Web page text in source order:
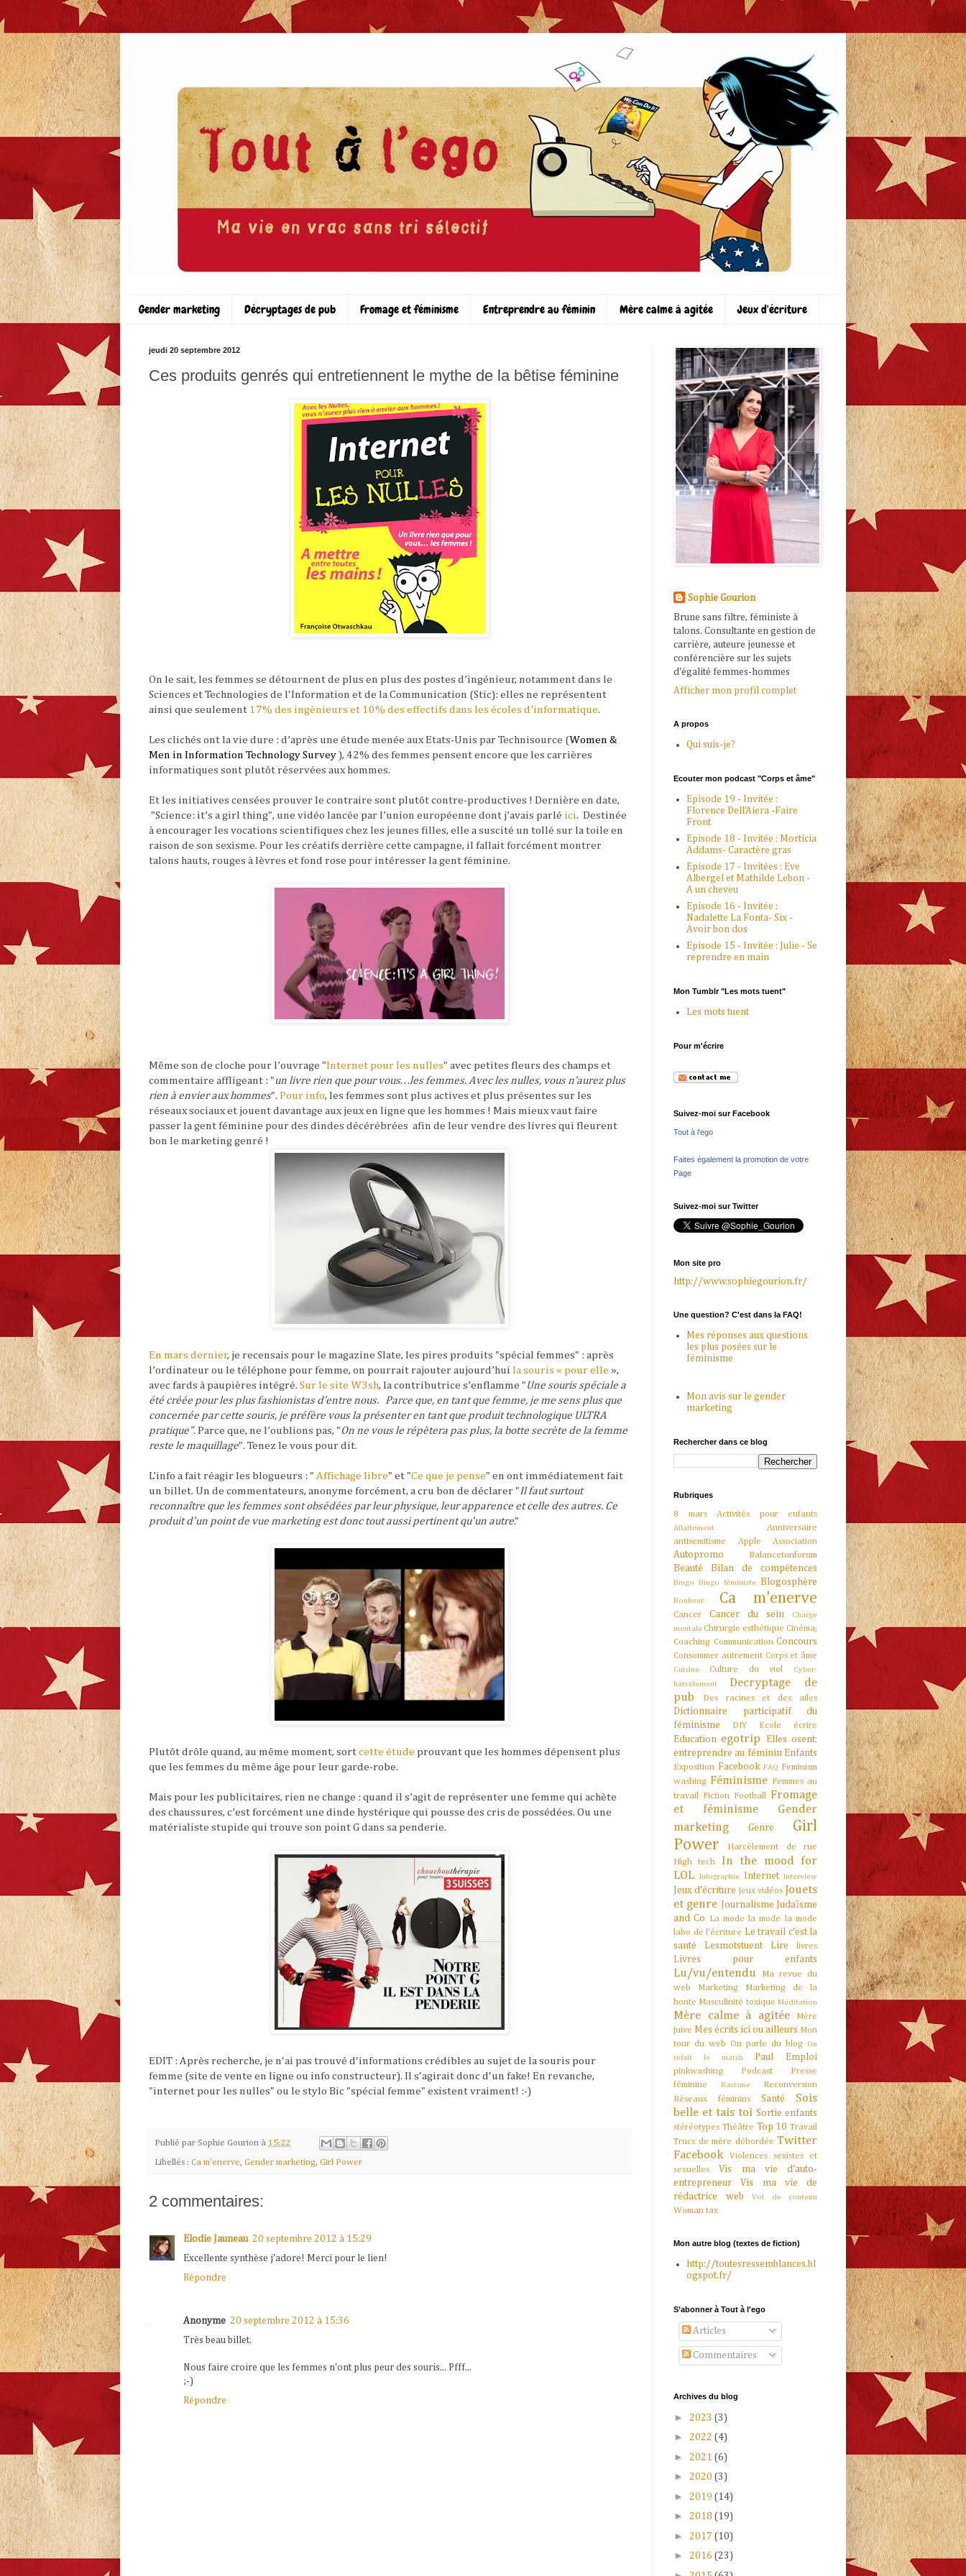
>
Gender marketing Décryptages de pub Fromage et féminisme Entreprendre au féminin Mère calme à agitée Jeux d'écriture
jeudi 20 septembre 2012
Ces produits genrés qui entretiennent le mythe de la bêtise féminine
On le sait, les femmes se détournent de plus en plus des postes d’ingénieur, notamment dans le
Sciences et Technologies de l'Information et de la Communication (Stic): elles ne représentent
ainsi que seulement 17% des ingénieurs et 10% des effectifs dans les écoles d’informatique.
Les clichés ont la vie dure : d’après une étude menée aux Etats-Unis par Technisource (Women &
Men in Information Technology Survey ), 42% des femmes pensent encore que les carrières
informatiques sont plutôt réservées aux hommes.
Et les initiatives censées prouver le contraire sont plutôt contre-productives ! Dernière en date,
"Science: it’s a girl thing", une vidéo lancée par l’union européenne dont j’avais parlé ici. Destinée
à encourager les vocations scientifiques chez les jeunes filles, elle a suscité un tollé sur la toile en
raison de son sexisme. Pour les créatifs derrière cette campagne, il fallait forcément montrer
talons hauts, rouges à lèvres et fond rose pour intéresser la gent féminine.
Même son de cloche pour l’ouvrage "Internet pour les nulles" avec petites fleurs des champs et
commentaire affligeant : "un livre rien que pour vous…les femmes. Avec les nulles, vous n’aurez plus
rien à envier aux hommes". Pour info, les femmes sont plus actives et plus présentes sur les
réseaux sociaux et jouent davantage aux jeux en ligne que les hommes ! Mais mieux vaut faire
passer la gent féminine pour des dindes décérébrées afin de leur vendre des livres qui fleurent
bon le marketing genré !
En mars dernier, je recensais pour le magazine Slate, les pires produits "spécial femmes" : après
l’ordinateur ou le téléphone pour femme, on pourrait rajouter aujourd’hui la souris « pour elle »,
avec fards à paupières intégré. Sur le site W3sh, la contributrice s’enflamme " Une souris spéciale a
été créée pour les plus fashionistas d’entre nous. Parce que, en tant que femme, je me sens plus que
concernée par cette souris, je préfère vous la présenter en tant que produit technologique ULTRA
pratique". Parce que, ne l’oublions pas, " On ne vous le répètera pas plus, la botte secrète de la femme
reste le maquillage". Tenez le vous pour dit.
L’info a fait réagir les blogueurs : " Affichage libre" et "Ce que je pense" en ont immédiatement fait
un billet. Un de commentateurs, anonyme forcément, a cru bon de déclarer " Il faut surtout
reconnaître que les femmes sont obsédées par leur physique, leur apparence et celle des autres. Ce
produit d'un point de vue marketing est donc tout aussi pertinent qu'un autre."
Plutôt drôle quand, au même moment, sort cette étude prouvant que les hommes dépensent plus
que les femmes du même âge pour leur garde-robe.
Mais pour les publicitaires, rien ne change : quand il s’agit de représenter une femme qui achète
des chaussures, c’est forcément une dinde hystérique qui pousse des cris de possédées. Ou une
matérialiste stupide qui trouve son point G dans sa penderie.
EDIT : Après recherche, je n'ai pas trouvé d'informations crédibles au sujet de la souris pour
femme (site de vente en ligne ou info constructeur). Il s'agirait donc d'un fake! En revanche,
"internet pour les nulles" ou le stylo Bic "spécial femme" existent vraiment! :-)
Publié par Sophie Gourion à 15:22
Libellés : Ca m'enerve, Gender marketing, Girl Power
2 commentaires:
Elodie Jauneau 20 septembre 2012 à 15:29
Excellente synthèse j'adore! Merci pour le lien!
Répondre
Anonyme 20 septembre 2012 à 15:36
Très beau billet.
Nous faire croire que les femmes n'ont plus peur des souris... Pfff...
;-)
Répondre
Sophie Gourion
Brune sans filtre, féministe à
talons. Consultante en gestion de
carrière, auteure jeunesse et
conférencière sur les sujets
d'égalité femmes-hommes
Afficher mon profil complet
A propos
Qui suis-je?
Ecouter mon podcast "Corps et âme"
Episode 19 - Invitée :
Florence Dell'Aiera -Faire
Front
Episode 18 - Invitée : Morticia
Addams- Caractère gras
Episode 17 - Invitées : Eve
Albergel et Mathilde Lebon -
A un cheveu
Episode 16 - Invitée :
Nadalette La Fonta- Six -
Avoir bon dos
Episode 15 - Invitée : Julie - Se
reprendre en main
Mon Tumblr "Les mots tuent"
Les mots tuent
Pour m'écrire
Suivez-moi sur Facebook
Tout à l'ego
Faites également la promotion de votre
Page
Suivez-moi sur Twitter
Mon site pro
http://www.sophiegourion.fr/
Une question? C'est dans la FAQ!
Mes réponses aux questions
les plus posées sur le
féminisme
Mon avis sur le gender
marketing
Rechercher dans ce blog
Rubriques
8 mars Activités pour enfants
Allaitement
Anniversaire
antisemitisme
Apple Association
Autopromo Balancetonforum
Beauté Bilan de compétences
Bingo Bingo féministe Blogosphère
Bonheur Ca m'enerve
Cancer Cancer du sein
Charge
mentaleChirurgie esthétique Cinéma;
Coaching Communication Concours
Consommer autrement Corps et âme
Cuisine Culture du viol
Cyber-
harcèlement
Decryptage de
pub
Des racines et des ailes
Dictionnaire participatif du
féminisme
DIY Ecole écrire
Education egotrip
Elles osent:
entreprendre au féminin Enfants
Exposition Facebook FAQ Feminism
washing Féminisme Femmes au
travail Fiction Football Fromage
et féminisme
Gender
marketing
Genre
Girl
Power
Harcèlement de rue
High tech
In the mood for
LOL
Infographie Internet Interview
Jeux d'écriture Jeux vidéos Jouets
et genre
Journalisme
Judaïsme
and Co
La mode la mode la mode
labo de l'écriture Le travail c'est la
santé
Lesmotstuent Lire livres
Livres pour enfants
Lu/vu/entendu
Ma revue du
web
Marketing
Marketing de la
honte Masculinité toxique Méditation
Mère calme à agitée
Mère
juive Mes écrits ici ou ailleurs Mon
tour du web On parle du blog
On
refait le match
Paul Emploi
pinkwashing Podcast
Presse
féminine
Racisme
Reconversion
Réseaux féminins
Santé
Sois
belle et tais toi Sortie enfants
stéréotypes Théâtre Top 10 Travail
Trucs de mère débordée Twitter
Facebook
Violences sexistes et
sexuelles
Vis ma vie d'auto-
entrepreneur
Vis ma vie de
rédactrice web
Vol de contenu
Woman tax
Mon autre blog (textes de fiction)
http://toutesressemblances.bl
ogspot.fr/
S’abonner à Tout à l'ego
Articles
Commentaires
Archives du blog
► 2023 (3)
► 2022 (4)
► 2021 (6)
► 2020 (3)
► 2019 (14)
► 2018 (19)
► 2017 (10)
► 2016 (23)